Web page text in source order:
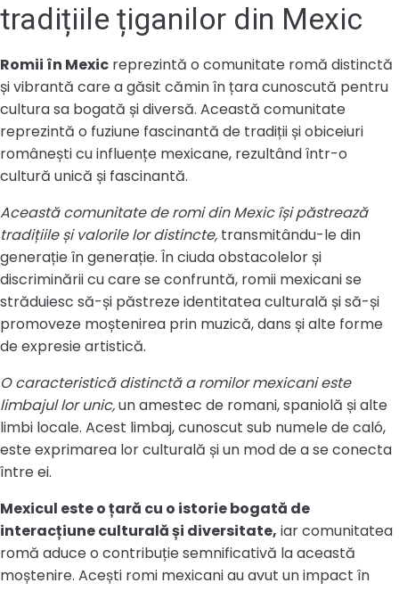
tradițiile țiganilor din Mexic
Romii în Mexic reprezintă o comunitate romă distinctă
și vibrantă care a găsit cămin în țara cunoscută pentru
cultura sa bogată și diversă. Această comunitate
reprezintă o fuziune fascinantă de tradiții și obiceiuri
românești cu influențe mexicane, rezultând într-o
cultură unică și fascinantă.
Această comunitate de romi din Mexic își păstrează
tradițiile și valorile lor distincte, transmitându-le din
generație în generație. În ciuda obstacolelor și
discriminării cu care se confruntă, romii mexicani se
străduiesc să-și păstreze identitatea culturală și să-și
promoveze moștenirea prin muzică, dans și alte forme
de expresie artistică.
O caracteristică distinctă a romilor mexicani este
limbajul lor unic,un amestec de romani, spaniolă și alte
limbi locale. Acest limbaj, cunoscut sub numele de caló,
este exprimarea lor culturală și un mod de a se conecta
între ei.
Mexicul este o țară cu o istorie bogată de
interacțiune culturală și diversitate, iar comunitatea
romă aduce o contribuție semnificativă la această
moștenire. Acești romi mexicani au avut un impact în